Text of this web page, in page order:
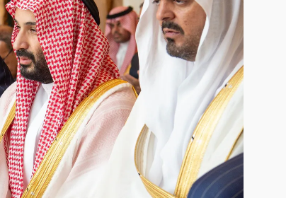
الص
ف..
ولي
الع
هبا
يف
يؤد